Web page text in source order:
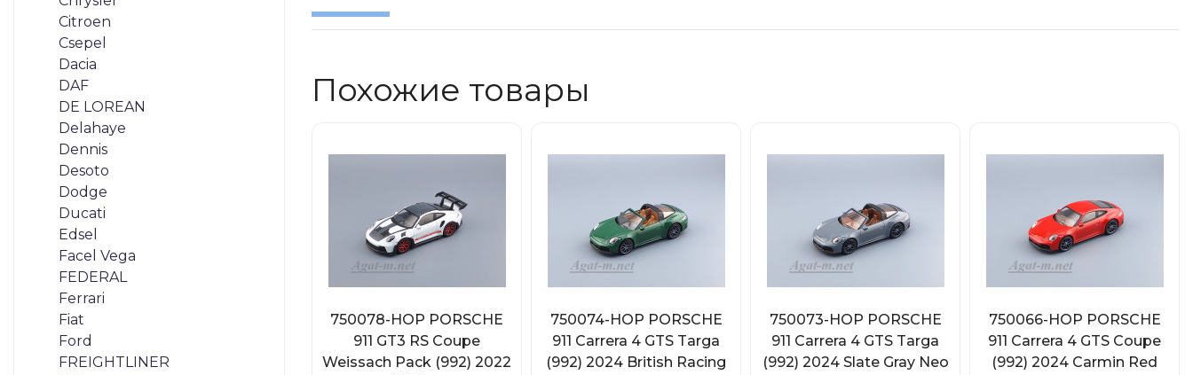
Citroen
Csepel
Dacia
DAF
DE LOREAN
Delahaye
Dennis
Desoto
Dodge
Ducati
Edsel
Facel Vega
FEDERAL
Ferrari
Fiat
Ford
FREIGHTLINER
Похожие товары
750078-НОР PORSCHE
911 GT3 RS Coupe
Weissach Pack (992) 2022
750074-НОР PORSCHE
911 Carrera 4 GTS Targa
(992) 2024 British Racing
750073-НОР PORSCHE
911 Carrera 4 GTS Targa
(992) 2024 Slate Gray Neo
750066-НОР PORSCHE
911 Carrera 4 GTS Coupe
(992) 2024 Carmin Red